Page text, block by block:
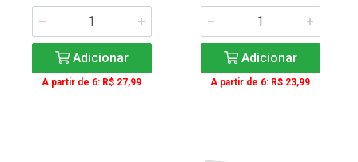
Adicionar
A partir de 6: R$ 27,99
Adicionar
A partir de 6: R$ 23,99